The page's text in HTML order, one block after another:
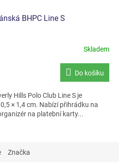
BHPC Line S
Skladem
Do košíku
Hills Polo Club Line S je
× 1,4 cm. Nabízí přihrádku na
na platební karty...
Značka